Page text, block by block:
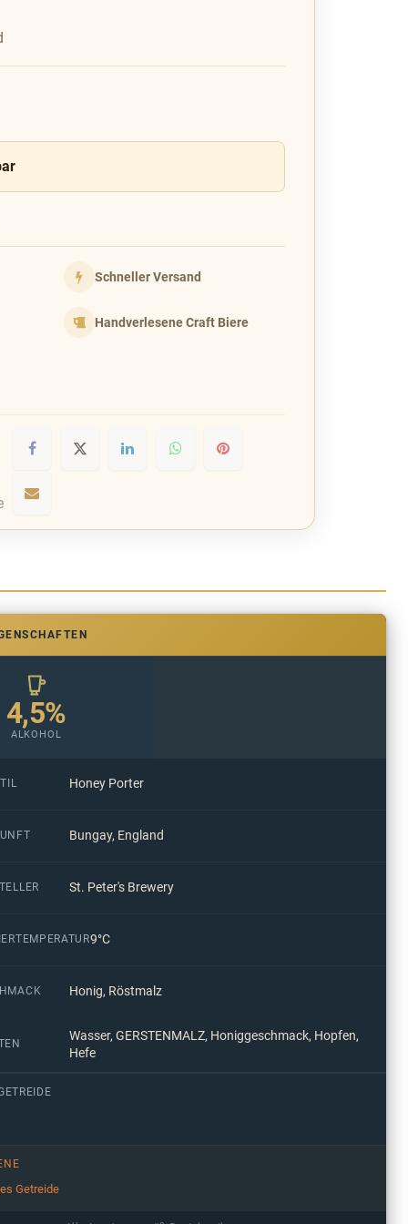
Schneller Versand
Handverlesene Craft Biere
4,5%
ALKOHOL
Honey Porter
Bungay, England
St. Peter's Brewery
9°C
Honig, Röstmalz
Wasser, GERSTENMALZ, Honiggeschmack, Hopfen,
Hefe
Getreide